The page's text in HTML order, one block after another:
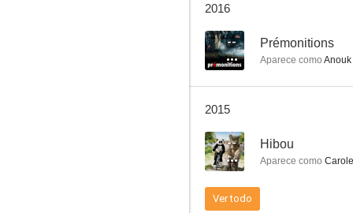
2016
-- Prémonitions
Aparece como Anouk
2015
-- Hibou
Aparece como Carole
Ver todo